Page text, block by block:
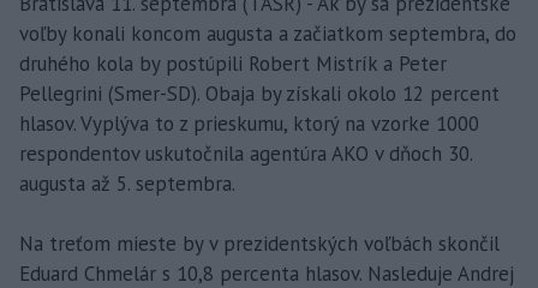
voľby konali koncom augusta a začiatkom septembra, do
druhého kola by postúpili Robert Mistrík a Peter
Pellegrini (Smer-SD). Obaja by získali okolo 12 percent
hlasov. Vyplýva to z prieskumu, ktorý na vzorke 1000
respondentov uskutočnila agentúra AKO v dňoch 30.
augusta až 5. septembra.
Na treťom mieste by v prezidentských voľbách skončil
Eduard Chmelár s 10,8 percenta hlasov. Nasleduje Andrej